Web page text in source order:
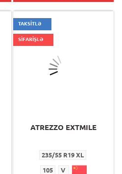
TAKSİTLƏ
SİFARİŞLƏ
ATREZZO EXTMILE
235/55 R19 XL
105 V